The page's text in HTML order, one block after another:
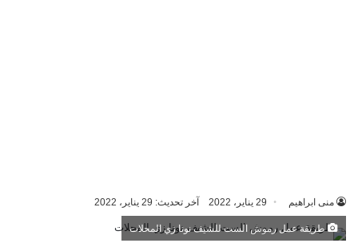
منى ابراهيم 29 يناير، 2022 آخر تحديث: 29 يناير، 2022
طريقة عمل رموش الست للشيف نونا زي المحلات